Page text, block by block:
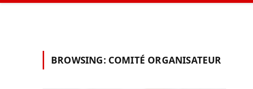
BROWSING: COMITÉ ORGANISATEUR